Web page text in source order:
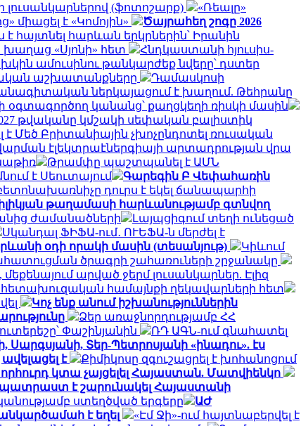
լուսանկարներով (ֆոտոշարք)
«Ռեալը»
միացել է «Կոմոյին»
Ծայրահեղ շոգը 2026
է հայտնել հարևան երկրներին՝ Իրանին
խաղաց «Սյոնի» հետ
Հնդկաստանի հյուսիս-
ամուսինու թանկարժեք նվերը՝ դստեր
աշխատանքները
Դամասկոսի
ներկայացում է խաղում. Թեհրանը
օգտագործող կանանց՝ քաղցկեղի ռիսկի մասին
թվականը կմշակի սեփական բալիստիկ
Մեծ Բրիտանիային չխոչընդոտել ռուսական
էլեկտրաէներգիայի արտադրության վրա
Թրամփը պաշտպանել է ԱՄՆ
է Սեուտայում
Գարեգին Բ Վեփահառին
դուրս է եկել ճանապարհի
թաղամասի հարևանությամբ գտնվող
ժամանածների
Լայպցիգում տեղի ունեցած
Սկանդալ ՖԻՖԱ-ում․ ՈՒԵՖԱ-ն մերժել է
օդի որակի մասին (տեսանյութ)
Կիևում
ծրագրի շահառուների շրջանակը
արված ջերմ լուսանկարներ. Էլիզ
համայնքի ղեկավարների հետ
Կոչ ենք անում իշխանություններին
Ձեր առաջնորդությամբ ՀՀ
Փաշինյանին
ՌԴ ԱԳՆ-ում գնահատել
Սարգսյանի, Տեր-Պետրոսյանի «ինադու». էս
է
Քիմիկոսը զգուշացրել է խոհանոցում
կտա չայցելել Հայաստան. Մատվիենկո
է շարունակել Հայաստանի
ստեղծված երգերը
ԱԺ
է եղել
«Էմ Ջի»-ում հայտնաբերվել է